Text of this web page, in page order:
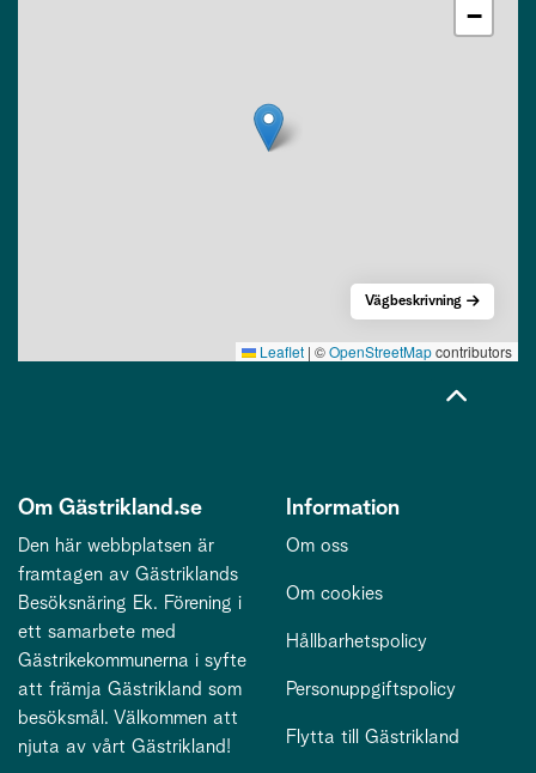
−
Leaflet | ©OpenStreetMapcontributors
Vägbeskrivning
Om Gästrikland.se
Den här webbplatsen är
framtagen av Gästriklands
Besöksnäring Ek. Förening i
ett samarbete med
Gästrikekommunerna i syfte
att främja Gästrikland som
besöksmål. Välkommen att
njuta av vårt Gästrikland!
Information
Om oss
Om cookies
Hållbarhetspolicy
Personuppgiftspolicy
Flytta till Gästrikland